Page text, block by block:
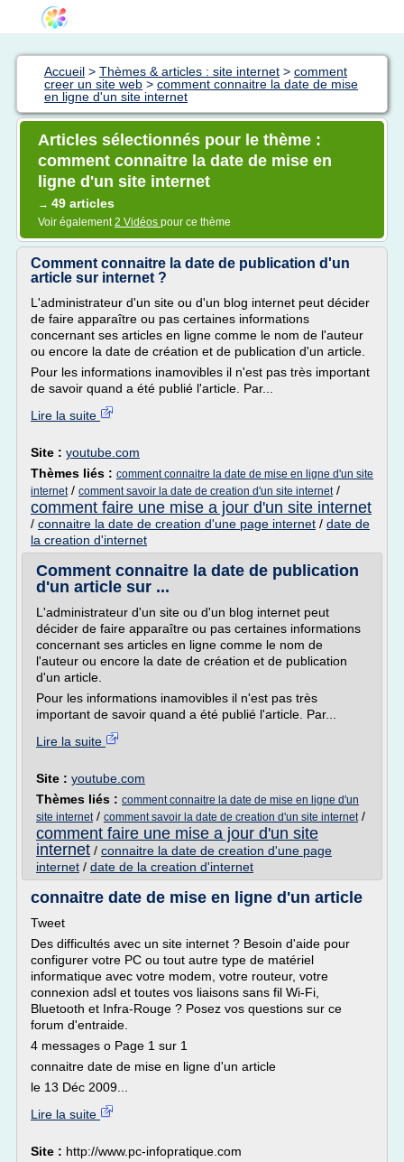
Accueil > Thèmes & articles : site internet > comment
creer un site web > comment connaitre la date de mise
en ligne d'un site internet
Articles sélectionnés pour le thème :
comment connaitre la date de mise en
ligne d'un site internet
→ 49 articles
Voir également2 Vidéos pour ce thème
Comment connaitre la date de publication d'un
article sur internet ?
L'administrateur d'un site ou d'un blog internet peut décider
de faire apparaître ou pas certaines informations
concernant ses articles en ligne comme le nom de l'auteur
ou encore la date de création et de publication d'un article.
Pour les informations inamovibles il n'est pas très important
de savoir quand a été publié l'article. Par...
Lire la suite
Site : youtube.com
Thèmes liés : comment connaitre la date de mise en ligne d'un site
internet/ comment savoir la date de creation d'un site internet/
comment faire une mise a jour d'un site internet
/ connaitre la date de creation d'une page internet / date de
la creation d'internet
Comment connaitre la date de publication
d'un article sur ...
L'administrateur d'un site ou d'un blog internet peut
décider de faire apparaître ou pas certaines informations
concernant ses articles en ligne comme le nom de
l'auteur ou encore la date de création et de publication
d'un article.
Pour les informations inamovibles il n'est pas très
important de savoir quand a été publié l'article. Par...
Lire la suite
Site : youtube.com
Thèmes liés : comment connaitre la date de mise en ligne d'un
site internet/ comment savoir la date de creation d'un site internet/
comment faire une mise a jour d'un site
internet / connaitre la date de creation d'une page
internet / date de la creation d'internet
connaitre date de mise en ligne d'un article
Tweet
Des difficultés avec un site internet ? Besoin d'aide pour
configurer votre PC ou tout autre type de matériel
informatique avec votre modem, votre routeur, votre
connexion adsl et toutes vos liaisons sans fil Wi-Fi,
Bluetooth et Infra-Rouge ? Posez vos questions sur ce
forum d'entraide.
4 messages o Page 1 sur 1
connaitre date de mise en ligne d'un article
le 13 Déc 2009...
Lire la suite
Site : http://www.pc-infopratique.com